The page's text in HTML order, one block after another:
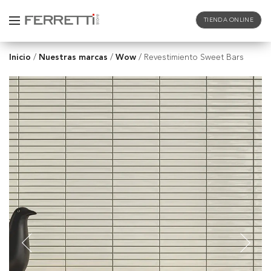
TIENDA ONLINE
Inicio / Nuestras marcas / Wow / Revestimiento Sweet Bars